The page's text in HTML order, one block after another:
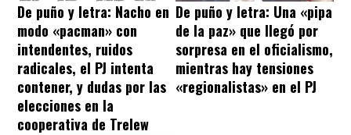
De puño y letra: Nacho en
modo «pacman» con
intendentes, ruidos
radicales, el PJ intenta
contener, y dudas por las
elecciones en la
cooperativa de Trelew
De puño y letra: Una «pipa
de la paz» que llegó por
sorpresa en el oficialismo,
mientras hay tensiones
«regionalistas» en el PJ